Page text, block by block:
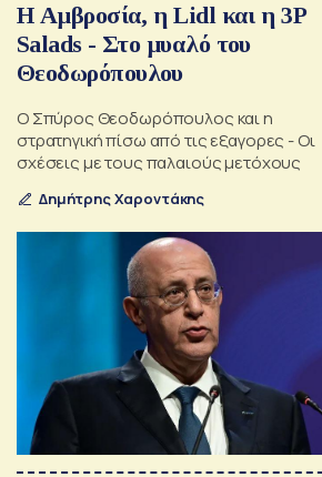
Η Αμβροσία, η Lidl και η 3P
Salads - Στο μυαλό του
Θεοδωρόπουλου
Ο Σπύρος Θεοδωρόπουλος και η
στρατηγική πίσω από τις εξαγορες - Οι
σχέσεις με τους παλαιούς μετόχους
Δημήτρης Χαροντάκης